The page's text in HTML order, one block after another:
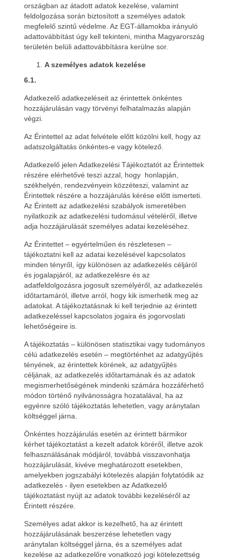
országban az átadott adatok kezelése, valamint
feldolgozása során biztosított a személyes adatok
megfelelő szintű védelme. Az EGT-államokba irányuló
adattovábbítást úgy kell tekinteni, mintha Magyarország
területén belüli adattovábbításra kerülne sor.
A személyes adatok kezelése
6.1.
Adatkezelő adatkezeléseit az érintettek önkéntes
hozzájárulásán vagy törvényi felhatalmazás alapján
végzi.
Az Érintettel az adat felvétele előtt közölni kell, hogy az
adatszolgáltatás önkéntes-e vagy kötelező.
Adatkezelő jelen Adatkezelési Tájékoztatót az Érintettek
részére elérhetővé teszi azzal, hogy honlapján,
székhelyén, rendezvényein közzéteszi, valamint az
Érintettek részére a hozzájárulás kérése előtt ismerteti.
Az Érintett az adatkezelési szabályok ismeretében
nyilatkozik az adatkezelési tudomásul vételéről, illetve
adja hozzájárulását személyes adatai kezeléséhez.
Az Érintettet – egyértelműen és részletesen –
tájékoztatni kell az adatai kezelésével kapcsolatos
minden tényről, így különösen az adatkezelés céljáról
és jogalapjáról, az adatkezelésre és az
adatfeldolgozásra jogosult személyéről, az adatkezelés
időtartamáról, illetve arról, hogy kik ismerhetik meg az
adatokat. A tájékoztatásnak ki kell terjednie az érintett
adatkezeléssel kapcsolatos jogaira és jogorvoslati
lehetőségeire is.
A tájékoztatás – különösen statisztikai vagy tudományos
célú adatkezelés esetén – megtörténhet az adatgyűjtés
tényének, az érintettek körének, az adatgyűjtés
céljának, az adatkezelés időtartamának és az adatok
megismerhetőségének mindenki számára hozzáférhető
módon történő nyilvánosságra hozatalával, ha az
egyénre szóló tájékoztatás lehetetlen, vagy aránytalan
költséggel járna.
Önkéntes hozzájárulás esetén az érintett bármikor
kérhet tájékoztatást a kezelt adatok köréről, illetve azok
felhasználásának módjáról, továbbá visszavonhatja
hozzájárulását, kivéve meghatározott esetekben,
amelyekben jogszabályi kötelezés alapján folytatódik az
adatkezelés - ilyen esetekben az Adatkezelő
tájékoztatást nyújt az adatok további kezeléséről az
Érintett részére.
Személyes adat akkor is kezelhető, ha az érintett
hozzájárulásának beszerzése lehetetlen vagy
aránytalan költséggel járna, és a személyes adat
kezelése az adatkezelőre vonatkozó jogi kötelezettség